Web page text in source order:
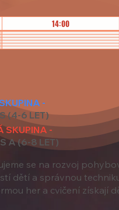
14:00
-
(4-6 LET)
SKUPINA -
A (6-8 LET)
se na rozvoj
dětí a správnou
her a cvičení získají